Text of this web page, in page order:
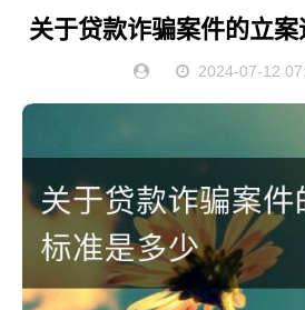
关于贷款诈骗案件的立
2024-07-12